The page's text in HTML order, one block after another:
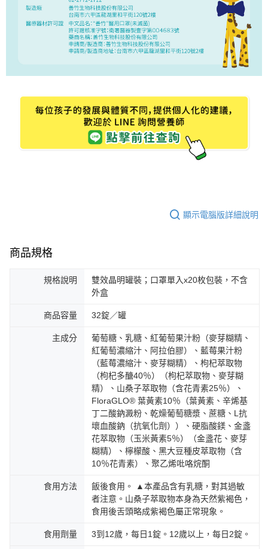
顯示電腦版詳細說明
商品規格
規格說明
雙效晶明罐裝；口罩單入x20枚包裝，不含
外盒
商品容量 32錠／罐
主成分
葡萄糖、乳糖、紅葡萄果汁粉（麥芽糊精、
紅葡萄濃縮汁、阿拉伯膠）、藍莓果汁粉
（藍莓濃縮汁、麥芽糊精）、枸杞萃取物
（枸杞多醣40％）（枸杞萃取物、麥芽糊
精）、山桑子萃取物（含花青素25％）、
FloraGLO® 葉黃素10％（葉黃素、辛烯基
丁二酸鈉澱粉、乾燥葡萄糖漿、蔗糖、L抗
壞血酸鈉（抗氧化劑））、硬脂酸鎂、金盞
花萃取物（玉米黃素5％）（金盞花、麥芽
糊精）、檸檬酸、黑大豆種皮萃取物（含
10％花青素）、聚乙烯吡咯烷酮
食用方法
飯後食用。 ▲本產品含有乳糖，對其過敏
者注意。山桑子萃取物本身為天然紫褐色，
食用後舌頭略成紫褐色屬正常現象。
食用劑量 3到12歲，每日1錠。12歲以上，每日2錠。